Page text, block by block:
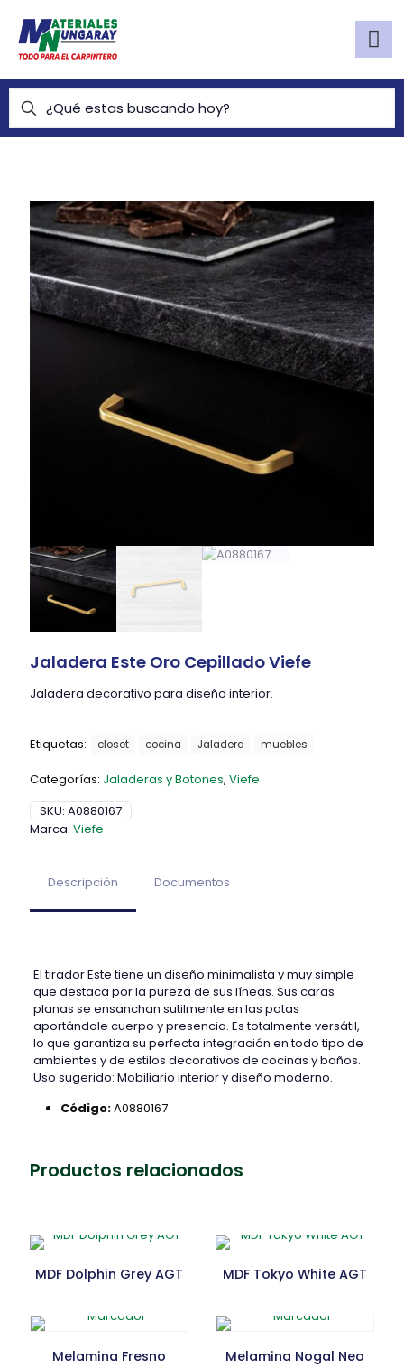
Jaladera Este Oro Cepillado Viefe
Jaladera decorativo para diseño interior.
Etiquetas: closet cocina Jaladera muebles
Categorías: Jaladeras y Botones, Viefe
SKU: A0880167
Marca: Viefe
Descripción Documentos
El tirador Este tiene un diseño minimalista y muy simple
que destaca por la pureza de sus líneas. Sus caras
planas se ensanchan sutilmente en las patas
aportándole cuerpo y presencia. Es totalmente versátil,
lo que garantiza su perfecta integración en todo tipo de
ambientes y de estilos decorativos de cocinas y baños.
Uso sugerido: Mobiliario interior y diseño moderno.
Código:A0880167
Productos relacionados
MDF Dolphin Grey AGT MDF Tokyo White AGT
Melamina Fresno
Melamina Nogal Neo